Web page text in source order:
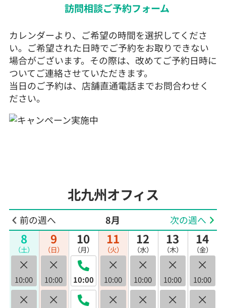
北九州オフィス
訪問相談ご予約フォーム
前の週へ 8月 次の週へ
8
（土）
×
10:00
×
9
（日）
×
10:00
×
10
（月）
10:00
11
（火）
×
10:00
×
12
（水）
×
10:00
×
13
（木）
×
10:00
×
14
（金）
×
10:00
×
カレンダーより、ご希望の時間を選択してくださ
い。ご希望された日時でご予約をお取りできない
場合がございます。その際は、改めてご予約日時に
ついてご連絡させていただきます。
当日のご予約は、店舗直通電話までお問合わせく
ださい。